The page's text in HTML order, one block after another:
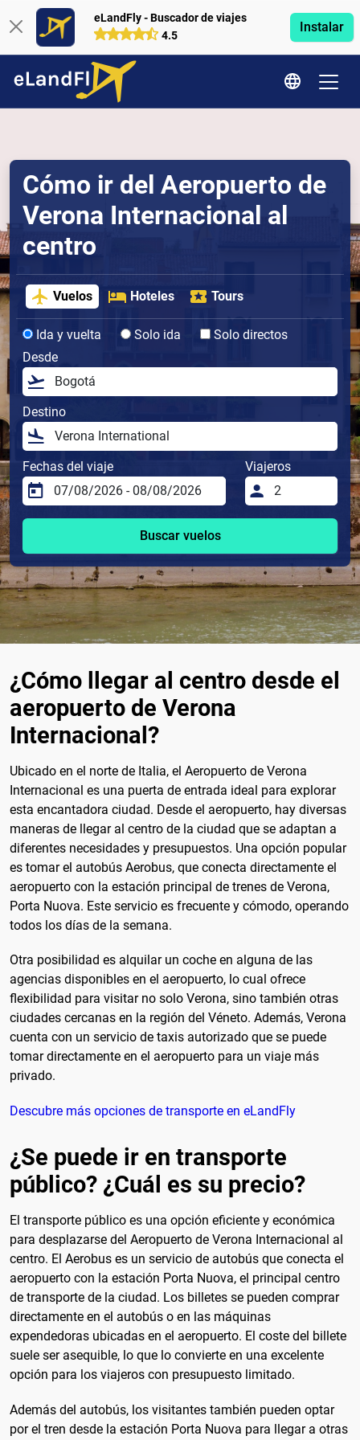
eLandFly - Buscador de viajes
4.5
Instalar
Cómo ir del Aeropuerto de
Verona Internacional al
centro
Vuelos Hoteles Tours
Ida y vuelta Solo ida
Solo directos
Desde
Destino
Fechas del viaje Viajeros
Buscar vuelos
¿Cómo llegar al centro desde el
aeropuerto de Verona
Internacional?
Ubicado en el norte de Italia, el Aeropuerto de Verona
Internacional es una puerta de entrada ideal para explorar
esta encantadora ciudad. Desde el aeropuerto, hay diversas
maneras de llegar al centro de la ciudad que se adaptan a
diferentes necesidades y presupuestos. Una opción popular
es tomar el autobús Aerobus, que conecta directamente el
aeropuerto con la estación principal de trenes de Verona,
Porta Nuova. Este servicio es frecuente y cómodo, operando
todos los días de la semana.
Otra posibilidad es alquilar un coche en alguna de las
agencias disponibles en el aeropuerto, lo cual ofrece
flexibilidad para visitar no solo Verona, sino también otras
ciudades cercanas en la región del Véneto. Además, Verona
cuenta con un servicio de taxis autorizado que se puede
tomar directamente en el aeropuerto para un viaje más
privado.
Descubre más opciones de transporte en eLandFly
¿Se puede ir en transporte
público? ¿Cuál es su precio?
El transporte público es una opción eficiente y económica
para desplazarse del Aeropuerto de Verona Internacional al
centro. El Aerobus es un servicio de autobús que conecta el
aeropuerto con la estación Porta Nuova, el principal centro
de transporte de la ciudad. Los billetes se pueden comprar
directamente en el autobús o en las máquinas
expendedoras ubicadas en el aeropuerto. El coste del billete
suele ser asequible, lo que lo convierte en una excelente
opción para los viajeros con presupuesto limitado.
Además del autobús, los visitantes también pueden optar
por el tren desde la estación Porta Nuova para llegar a otras